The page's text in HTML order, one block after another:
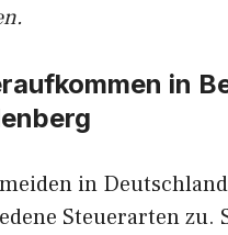
in
in
Steuerarten zu.